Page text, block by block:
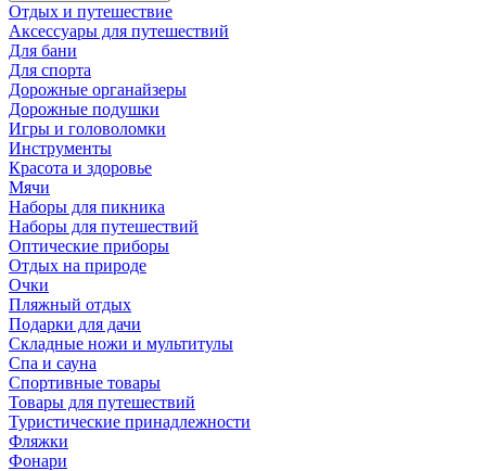
Отдых и путешествие
Аксессуары для путешествий
Для бани
Для спорта
Дорожные органайзеры
Дорожные подушки
Игры и головоломки
Инструменты
Красота и здоровье
Мячи
Наборы для пикника
Наборы для путешествий
Оптические приборы
Отдых на природе
Очки
Пляжный отдых
Подарки для дачи
Складные ножи и мультитулы
Спа и сауна
Спортивные товары
Товары для путешествий
Туристические принадлежности
Фляжки
Фонари